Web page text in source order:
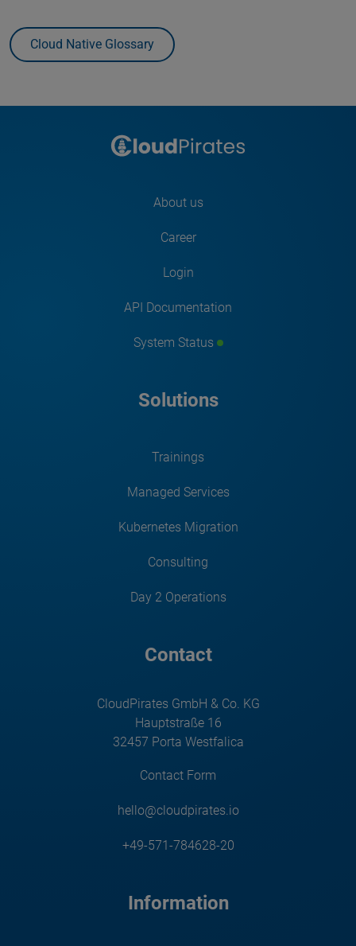
Cloud Native Glossary
About us
Career
Login
API Documentation
System Status
Solutions
Trainings
Managed Services
Kubernetes Migration
Consulting
Day 2 Operations
Information
Contact
CloudPirates GmbH & Co. KG
Hauptstraße 16
32457 Porta Westfalica
Contact Form
hello@cloudpirates.io
+49-571-784628-20